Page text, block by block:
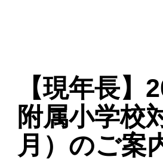
【現年長
附属小学校
月）のご案